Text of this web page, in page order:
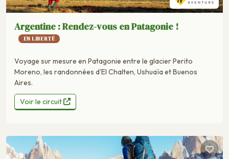
Argentine : Rendez-vous en Patagonie !
EN LIBERTÉ
Voyage sur mesure en Patagonie entre le glacier Perito
Moreno, les randonnées d'El Chalten, Ushuaïa et Buenos
Aires.
Voir le circuit